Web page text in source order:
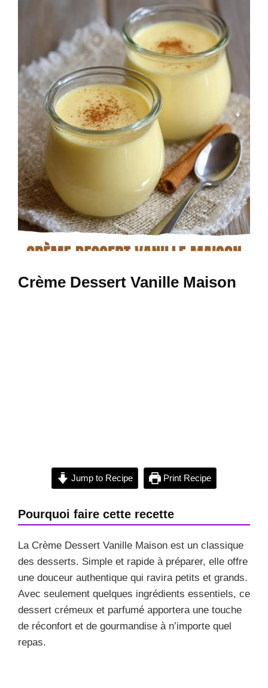
Crème Dessert Vanille Maison
Jump to Recipe Print Recipe
Pourquoi faire cette recette
La Crème Dessert Vanille Maison est un classique
des desserts. Simple et rapide à préparer, elle offre
une douceur authentique qui ravira petits et grands.
Avec seulement quelques ingrédients essentiels, ce
dessert crémeux et parfumé apportera une touche
de réconfort et de gourmandise à n’importe quel
repas.